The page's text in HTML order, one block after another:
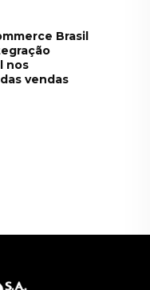
Brasil
nos
vendas